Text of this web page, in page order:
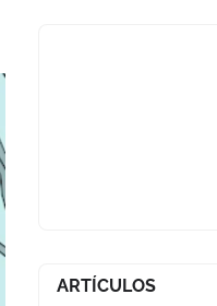
ARTÍCULOS